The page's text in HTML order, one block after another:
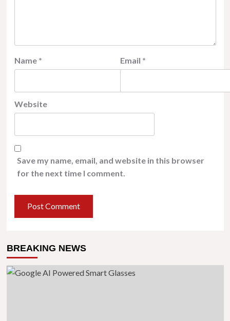
Name * Email *
Website
Save my name, email, and website in this browser
for the next time I comment.
BREAKING NEWS